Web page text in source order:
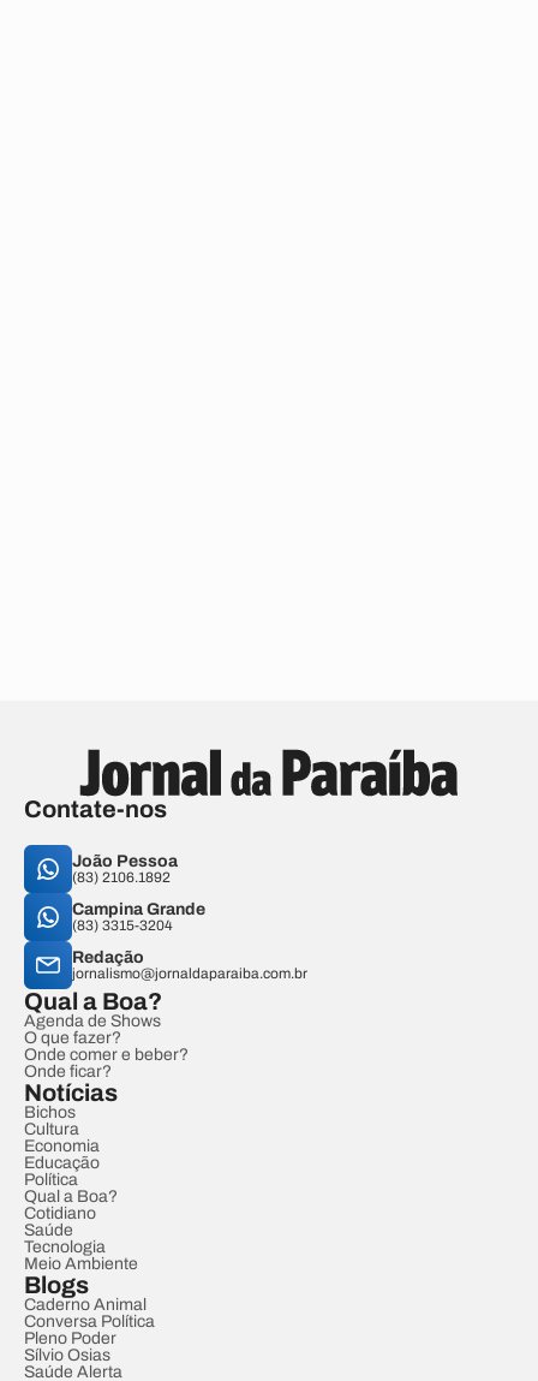
Contate-nos
João Pessoa
(83) 2106.1892
Campina Grande
(83) 3315-3204
Redação
jornalismo@jornaldaparaiba.com.br
Qual a Boa?
Agenda de Shows
O que fazer?
Onde comer e beber?
Onde ficar?
Notícias
Bichos
Cultura
Economia
Educação
Política
Qual a Boa?
Cotidiano
Saúde
Tecnologia
Meio Ambiente
Blogs
Caderno Animal
Conversa Política
Pleno Poder
Sílvio Osias
Saúde Alerta